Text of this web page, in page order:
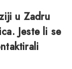
u Zadru
Jeste li se